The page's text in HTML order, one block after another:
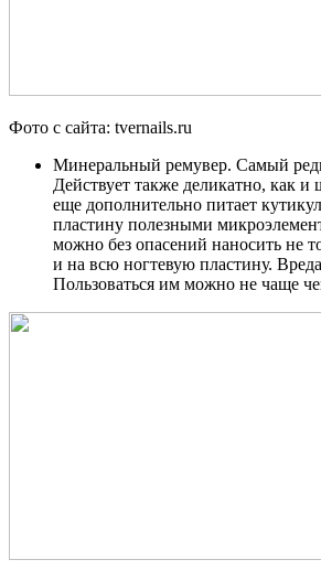
Фото с сайта: tvernails.ru
Минеральный ремувер. Самый
Действует также деликатно, как и
еще дополнительно питает
пластину полезными
можно без опасений наносить не
и на всю ногтевую пластину. Вреда
Пользоваться им можно не чаще